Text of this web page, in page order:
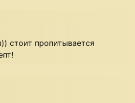
стоит пропитывается